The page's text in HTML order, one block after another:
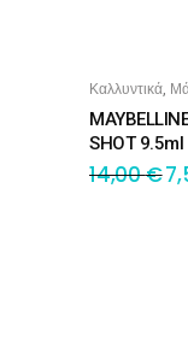
Καλλυντικά,
SHOT 9.5ml
14,00€